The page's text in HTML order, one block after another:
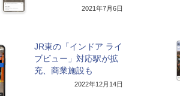
2021年7月6日
JR東の「インドア ライ
ブビュー」対応駅が拡
充、商業施設も
2022年12月14日